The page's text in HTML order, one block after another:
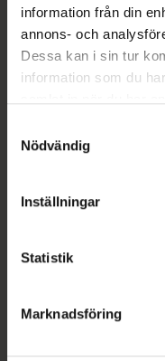
information från din
annons- och
Dessa kan i sin tur
information som du
återkalla ditt samtycke
cookieinställningar.
lagligheten av
Nödvändig
Inställningar
Statistik
Marknadsföring
Läs alltid
EAN:
Kronans Apotek finns
datorn. Oavsett vem
hjälpa just dig att må